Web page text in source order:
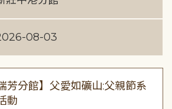
08-03
瑞芳分館】父愛如礦山:父親節系
動